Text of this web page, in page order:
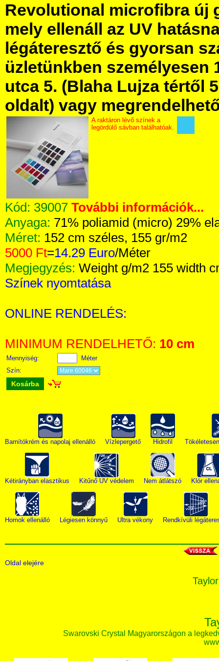
Revolutional microfibra új
mely ellenáll az UV
légáteresztő és gyorsan
üzletünkben személyesen
utca 5. (Blaha Lujza tértől
oldalt) vagy
A raktáron lévő színek a
legördülő sávban találhatóak.
Kód: 39007 További információk...
Anyaga: 71% poliamid (micro) 29%
Méret: 152 cm széles, 155 gr/m2
5000 Ft=14.29 Euro/Méter
Megjegyzés: Weight g/m2 155 width
Színek nyomtatása
ONLINE RENDELÉS:
MINIMUM RENDELHETŐ: 10 cm
Mennyiség:
Méter
Szín:
Kosárba
Barnítókrém és napolaj ellenálló Vízlepergető Hidrofil
Kétirányban elasztikus Kitűnő UV védelem Nem átlátszó Klór
Homok ellenálló Légiesen könnyű Ultra vékony Rendkívüli
Oldal elejére
Swarovski Crystal Magyarországon a